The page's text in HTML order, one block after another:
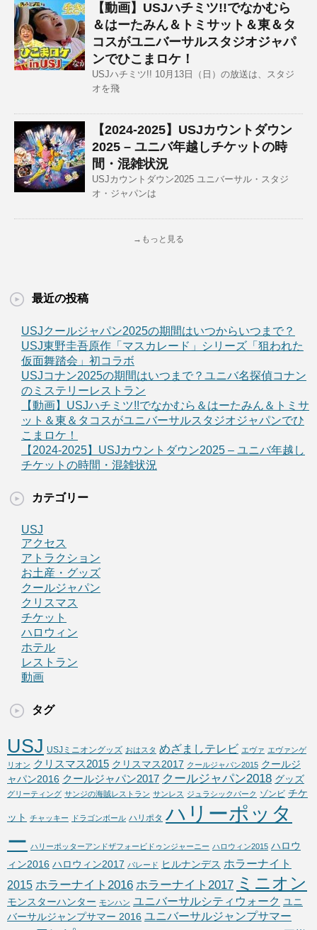
【動画】USJハチミツ!!でなかむら
＆はーたみん＆トミサット＆東＆タ
コスがユニバーサルスタジオジャパ
ンでひこまロケ！
USJハチミツ!! 10月13日（日）の放送は、スタジ
オを飛
【2024-2025】USJカウントダウン
2025 – ユニバ年越しチケットの時
間・混雑状況
USJカウントダウン2025 ユニバーサル・スタジ
オ・ジャパンは
→もっと見る
最近の投稿
USJクールジャパン2025の期間はいつからいつまで？
USJ東野圭吾原作「マスカレード」シリーズ「狙われた
仮面舞踏会」初コラボ
USJコナン2025の期間はいつまで？ユニバ名探偵コナン
のミステリーレストラン
【動画】USJハチミツ!!でなかむら＆はーたみん＆トミサ
ット＆東＆タコスがユニバーサルスタジオジャパンでひ
こまロケ！
【2024-2025】USJカウントダウン2025 – ユニバ年越し
チケットの時間・混雑状況
カテゴリー
USJ
アクセス
アトラクション
お土産・グッズ
クールジャパン
クリスマス
チケット
ハロウィン
ホテル
レストラン
動画
タグ
USJ USJミニオングッズ おはスタ めざましテレビ エヴァ エヴァンゲ
リオン クリスマス2015 クリスマス2017 クールジャパン2015 クールジ
ャパン2016 クールジャパン2017 クールジャパン2018 グッズ
グリーティング サンジの海賊レストラン サンレス ジュラシックパーク ゾンビ チケ
ット チャッキー ドラゴンボール ハリポタ ハリーポッタ
ー ハリーポッターアンドザフォービドゥンジャーニー ハロウィン2015 ハロウ
ィン2016 ハロウィン2017 パレード ヒルナンデス ホラーナイト
2015 ホラーナイト2016 ホラーナイト2017 ミニオン
モンスターハンター モンハン ユニバーサルシティウォーク ユニ
バーサルジャンプサマー 2016 ユニバーサルジャンプサマー